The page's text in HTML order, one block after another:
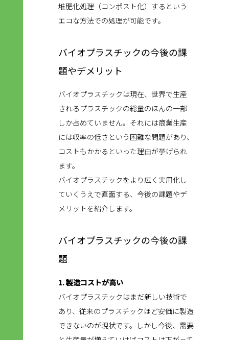
堆肥化処理（コンポスト化）するという
エコな方法での処理が可能です。
バイオプラスチックの今後の課
題やデメリット
バイオプラスチックは現在、世界で生産
されるプラスチックの総量のほんの一部
しか占めていません。それには商業生産
には収率の低さという困難な問題があり、
コストもかかるといった理由が挙げられ
ます。
バイオプラスチックをより広く実用化し
ていくうえで直面する、今後の課題やデ
メリットを紹介します。
バイオプラスチックの今後の課
題
1. 製造コストが高い
バイオプラスチックはまだ新しい技術で
あり、従来のプラスチックほど安価に製造
できないのが現状です。しかし今後、需要